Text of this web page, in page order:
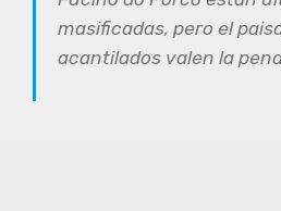
masificadas, pero el
acantilados valen la